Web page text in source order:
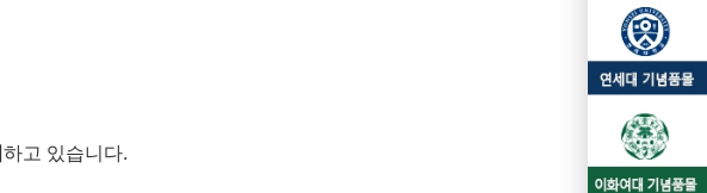
하고 있습니다.